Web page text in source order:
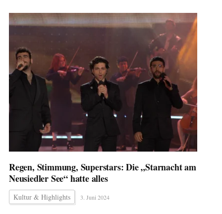
Regen, Stimmung, Superstars: Die „Starnacht am
Neusiedler See“ hatte alles
Kultur & Highlights 3. Juni 2024